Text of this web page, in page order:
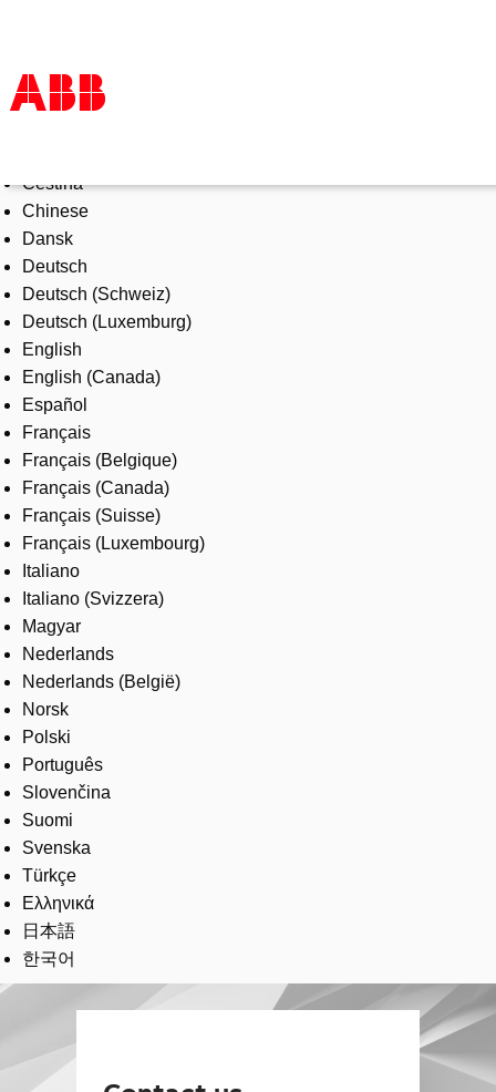
Products & Solutions
Industries
Services
About us
Where to buy
Contact us
Careers
Čeština
Chinese
Dansk
Deutsch
Deutsch (Schweiz)
Deutsch (Luxemburg)
English
English (Canada)
Español
Français
Français (Belgique)
Français (Canada)
Français (Suisse)
Français (Luxembourg)
Italiano
Italiano (Svizzera)
Magyar
Nederlands
Nederlands (België)
Norsk
Polski
Português
Slovenčina
Suomi
Svenska
Türkçe
Ελληνικά
日本語
한국어